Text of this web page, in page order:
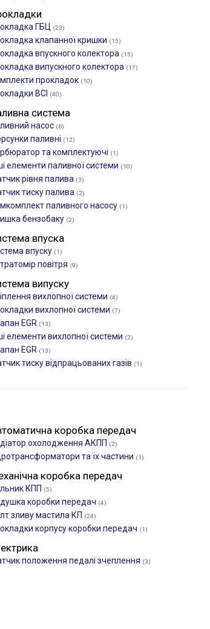
ГБЦ (23)
клапанної кришки (15)
впускного колектора (15)
випускного колектора (17)
прокладок (10)
ВСІ (40)
система
насос (6)
паливні (12)
та комплектуючі (1)
елементи паливної системи (10)
рівня палива (3)
тиску палива (2)
паливного насосу (1)
бензобаку (2)
впуска
впуску (1)
повітря (9)
випуску
вихлопної системи (4)
вихлопної системи (7)
EGR (13)
елементи вихлопної системи (2)
EGR (13)
тиску відпрацьованих газів (1)
коробка передач
охолодження АКПП (2)
та їх частини (1)
коробка передач
КПП (5)
коробки передач (4)
зливу мастила КП (24)
корпусу коробки передач (1)
положення педалі зчеплення (3)